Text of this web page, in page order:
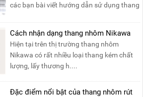
các bạn bài viết hướng dẫn sử dụng thang
Cách nhận dạng thang nhôm Nikawa
Hiện tại trên thị trường thang nhôm
Nikawa có rất nhiều loại thang kém chất
lượng, lấy thương h....
Đặc điểm nổi bật của thang nhôm rút